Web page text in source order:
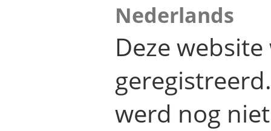
Nederlands
Deze
werd nog